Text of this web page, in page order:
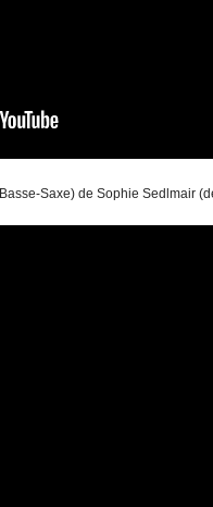
Saxe) de Sophie Sedlmair